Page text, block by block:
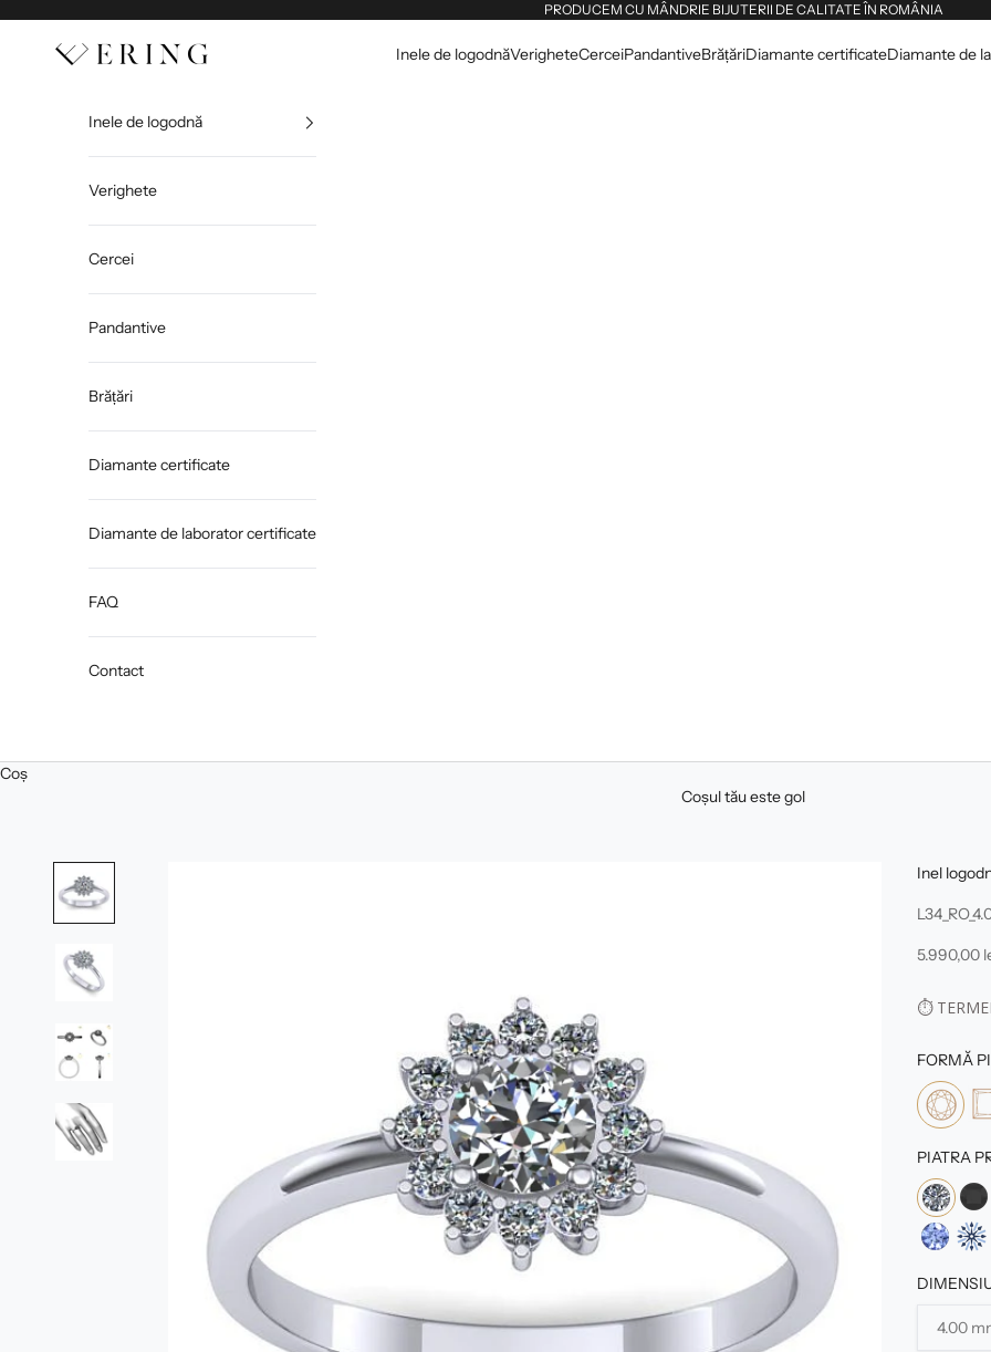
PRODUCEM CU MÂNDRIE BIJUTERII DE CALITATE ÎN ROMÂNIA
Ering Inele de logodnăVerigheteCerceiPandantiveBrățăriDiamante certificateDiamante de
Inele de logodnă
Verighete
Cercei
Pandantive
Brățări
Diamante certificate
Diamante de laborator certificate
FAQ
Contact
Coș
Coșul tău este gol
Inel
Preț redus
5.990,00
⏱
FORMĂ
PIATRA